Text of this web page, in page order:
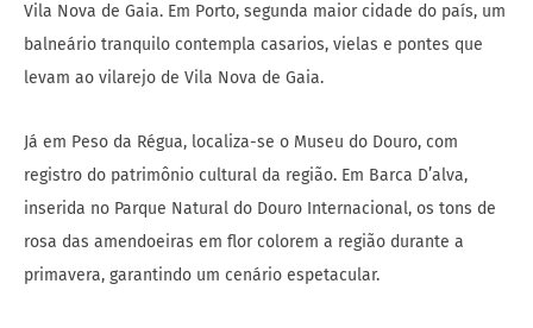
Vila Nova de Gaia. Em Porto, segunda maior cidade do país, um
balneário tranquilo contempla casarios, vielas e pontes que
levam ao vilarejo de Vila Nova de Gaia.
Já em Peso da Régua, localiza-se o Museu do Douro, com
registro do patrimônio cultural da região. Em Barca D’alva,
inserida no Parque Natural do Douro Internacional, os tons de
rosa das amendoeiras em flor colorem a região durante a
primavera, garantindo um cenário espetacular.